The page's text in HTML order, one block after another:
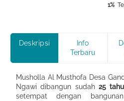
1%
Deskripsi
Info
Terbaru
Musholla Al Musthofa Desa
Ngawi dibangun sudah 25
setempat dengan